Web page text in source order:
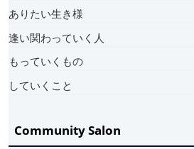
ありたい生き様
逢い関わっていく人
もっていくもの
していくこと
Community Salon